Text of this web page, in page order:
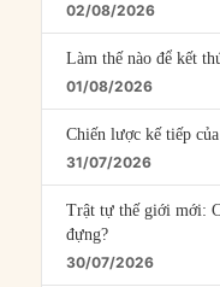
02/08/2026
Làm thế nào để kết
01/08/2026
Chiến lược kế tiếp
31/07/2026
Trật tự thế giới mới:
đựng?
30/07/2026